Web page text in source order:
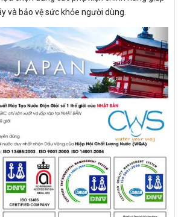
và bảo vệ sức khỏe người dùng.